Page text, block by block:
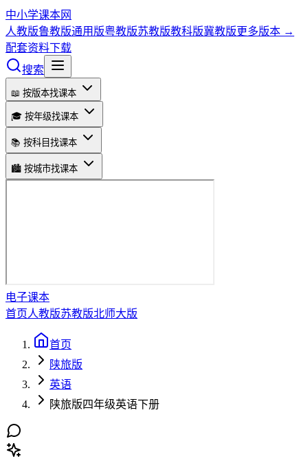
中小学课本网
人教版鲁教版通用版粤教版苏教版教科版冀教版更多版本 →
配套资料下载
搜索
📖 按版本找课本
🎓 按年级找课本
📚 按科目找课本
🏙️ 按城市找课本
电子课本
首页人教版苏教版北师大版
首页
陕旅版
英语
陕旅版四年级英语下册